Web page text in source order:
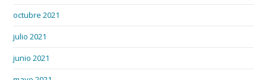
octubre 2021
julio 2021
junio 2021